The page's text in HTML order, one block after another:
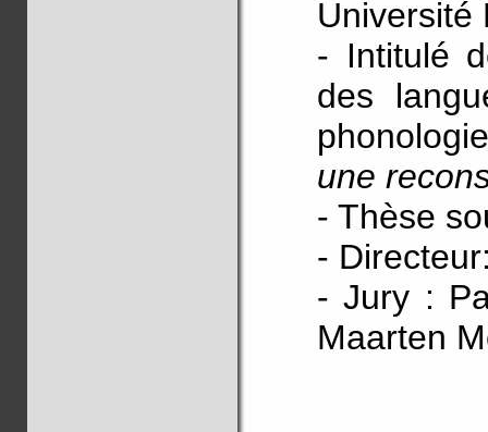
Université
- Intitulé
des
une
- Thèse
-
- Jury :
Maarten